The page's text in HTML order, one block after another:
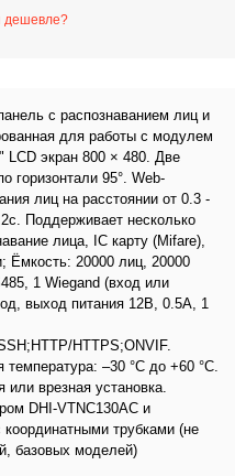
c распознаванием лиц и
для работы с модулем
LCD экран 800 × 480. Две
горизонтали 95°. Web-
лиц на расстоянии от 0.3 -
Поддерживает несколько
лица, IC карту (Mifare),
Ёмкость: 20000 лиц, 20000
1 Wiegand (вход или
выход питания 12В, 0.5А, 1
HTTPS;ONVIF.
–30 °C до +60 °C.
врезная установка.
DHI-VTNC130AC и
координатными трубками (не
базовых моделей)